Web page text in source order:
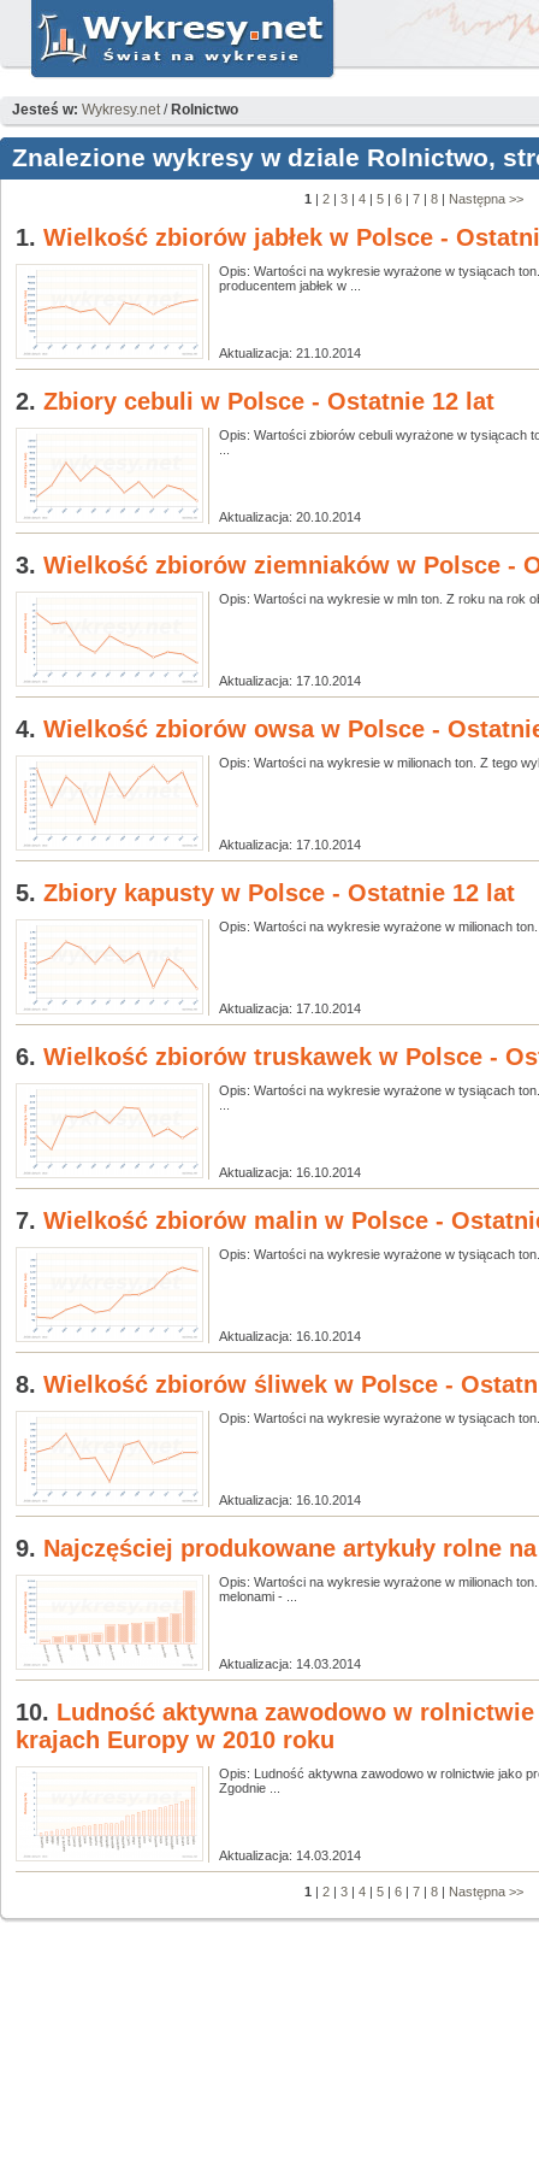
Jesteś w: Wykresy.net/ Rolnictwo
Znalezione wykresy w dziale Rolnictwo,
1 | 2 | 3 | 4 | 5 | 6 | 7 | 8 | Następna >>
1. Wielkość zbiorów jabłek w Polsce -
Opis: Wartości na wykresie wyrażone w tysiącach
producentem jabłek w ...
Aktualizacja: 21.10.2014
2. Zbiory cebuli w Polsce - Ostatnie 12 lat
Opis: Wartości zbiorów cebuli wyrażone w tysiącach
Aktualizacja: 20.10.2014
3. Wielkość zbiorów ziemniaków w Polsce -
Opis: Wartości na wykresie w mln ton. Z roku na rok
Aktualizacja: 17.10.2014
4. Wielkość zbiorów owsa w Polsce -
Opis: Wartości na wykresie w milionach ton. Z tego
Aktualizacja: 17.10.2014
5. Zbiory kapusty w Polsce - Ostatnie 12 lat
Opis: Wartości na wykresie wyrażone w milionach
Aktualizacja: 17.10.2014
6. Wielkość zbiorów truskawek w Polsce -
Opis: Wartości na wykresie wyrażone w tysiącach
Aktualizacja: 16.10.2014
7. Wielkość zbiorów malin w Polsce -
Opis: Wartości na wykresie wyrażone w tysiącach
Aktualizacja: 16.10.2014
8. Wielkość zbiorów śliwek w Polsce -
Opis: Wartości na wykresie wyrażone w tysiącach
Aktualizacja: 16.10.2014
9. Najczęściej produkowane artykuły rolne
Opis: Wartości na wykresie wyrażone w milionach
melonami - ...
Aktualizacja: 14.03.2014
10. Ludność aktywna zawodowo w
krajach Europy w 2010 roku
Opis: Ludność aktywna zawodowo w rolnictwie jako
Zgodnie ...
Aktualizacja: 14.03.2014
1 | 2 | 3 | 4 | 5 | 6 | 7 | 8 | Następna >>